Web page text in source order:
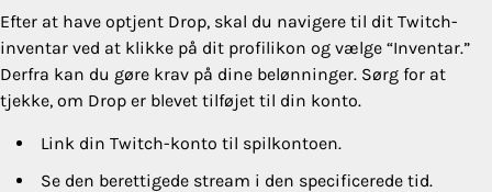
Efter at have optjent Drop, skal du navigere til dit Twitch-
inventar ved at klikke på dit profilikon og vælge “Inventar.”
Derfra kan du gøre krav på dine belønninger. Sørg for at
tjekke, om Drop er blevet tilføjet til din konto.
Link din Twitch-konto til spilkontoen.
Se den berettigede stream i den specificerede tid.